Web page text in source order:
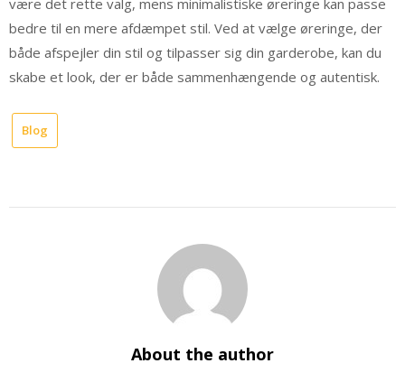
være det rette valg, mens minimalistiske øreringe kan passe
bedre til en mere afdæmpet stil. Ved at vælge øreringe, der
både afspejler din stil og tilpasser sig din garderobe, kan du
skabe et look, der er både sammenhængende og autentisk.
Blog
About the author